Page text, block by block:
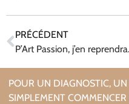
PRÉCÉDENT
P’Art
POUR UN DIAGNOSTIC,
SIMPLEMENT